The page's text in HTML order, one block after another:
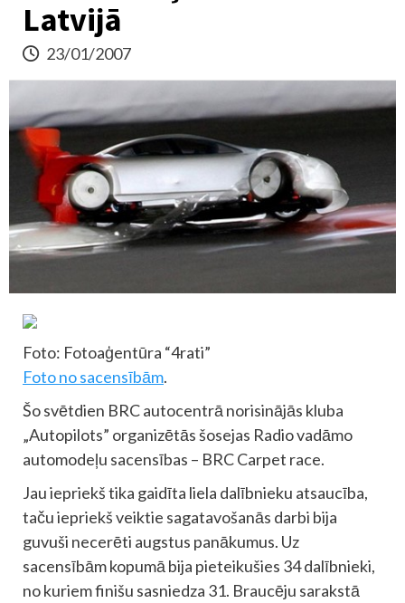
Latvijā
23/01/2007
Foto: Fotoaģentūra “4rati”
Foto no sacensībām.
Šo svētdien BRC autocentrā norisinājās kluba
„Autopilots” organizētās šosejas Radio vadāmo
automodeļu sacensības – BRC Carpet race.
Jau iepriekš tika gaidīta liela dalībnieku atsaucība,
taču iepriekš veiktie sagatavošanās darbi bija
guvuši necerēti augstus panākumus. Uz
sacensībām kopumā bija pieteikušies 34 dalībnieki,
no kuriem finišu sasniedza 31. Braucēju sarakstā